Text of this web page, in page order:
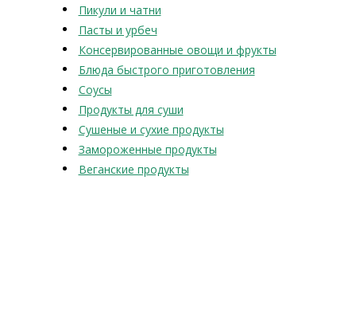
Пикули и чатни
Пасты и урбеч
Консервированные овощи и фрукты
Блюда быстрого приготовления
Соусы
Продукты для суши
Сушеные и сухие продукты
Замороженные продукты
Веганские продукты